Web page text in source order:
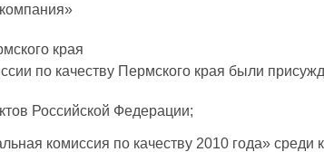
края
по качеству Пермского края были
Российской Федерации;
комиссия по качеству 2010 года»